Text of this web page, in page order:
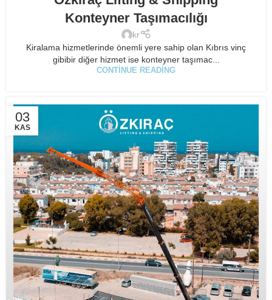
Konteyner Taşımacılığı
kr
Kiralama hizmetlerinde önemli yere sahip olan Kıbrıs vinç
gibibir diğer hizmet ise konteyner taşımac...
CONTINUE READING
03
KAS